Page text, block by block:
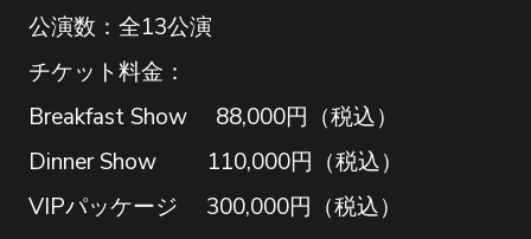
公演数：全13公演
チケット料金：
Breakfast Show 88,000円（税込）
Dinner Show 110,000円（税込）
VIPパッケージ 300,000円（税込）